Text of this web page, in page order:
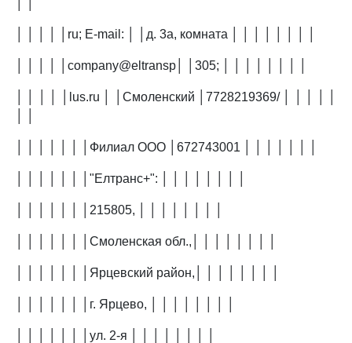
│ │ │ │ │ru; E-mail: │ │д. 3а, комната │ │ │ │ │ │ │ │
│ │ │ │ │company@eltransp│ │305; │ │ │ │ │ │ │ │
│ │ │ │ │lus.ru │ │Смоленский │7728219369/ │ │ │ │ │
│ │ │ │ │ │ │Филиал ООО │672743001 │ │ │ │ │ │ │
│ │ │ │ │ │ │"Елтранс+": │ │ │ │ │ │ │ │
│ │ │ │ │ │ │215805, │ │ │ │ │ │ │ │
│ │ │ │ │ │ │Смоленская обл.,│ │ │ │ │ │ │ │
│ │ │ │ │ │ │Ярцевский район,│ │ │ │ │ │ │ │
│ │ │ │ │ │ │г. Ярцево, │ │ │ │ │ │ │ │
│ │ │ │ │ │ │ул. 2-я │ │ │ │ │ │ │ │